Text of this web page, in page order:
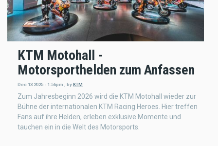
KTM Motohall -
Motorsporthelden zum Anfassen
Dec 13 2025 - 1:56pm byKTM
Zum Jahresbeginn 2026 wird die KTM Motohall wieder zur
Bühne der internationalen KTM Racing Heroes. Hier treffen
Fans auf ihre Helden, erleben exklusive Momente und
tauchen ein in die Welt des Motorsports.